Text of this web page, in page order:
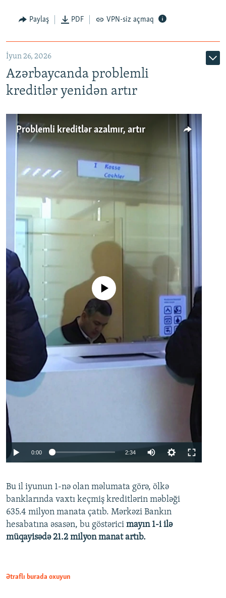
Auto 240p 360p 480p
720p 1080p
Paylaş PDF VPN-siz açmaq
İyun 26, 2026
Azərbaycanda problemli
kreditlər yenidən artır
Problemli kreditlər azalmır, artır
No media source currently available
0:00 2:34
360p
480p
720p
Bu il iyunun 1-nə olan məlumata görə, ölkə
banklarında vaxtı keçmiş kreditlərin məbləği
635.4 milyon manata çatıb. Mərkəzi Bankın
hesabatına əsasən, bu göstərici mayın 1-i ilə
müqayisədə 21.2 milyon manat artıb.
Ətraflı burada oxuyun